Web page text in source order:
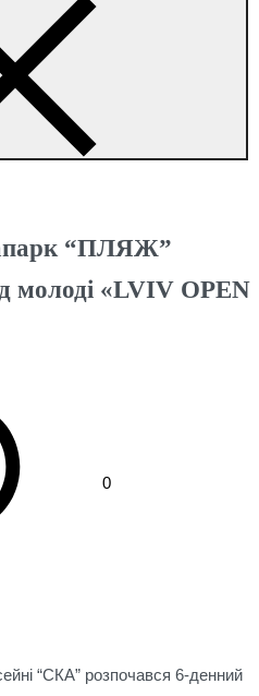
“ПЛЯЖ”
молоді «LVIV OPEN
0
“СКА” розпочався 6-денний